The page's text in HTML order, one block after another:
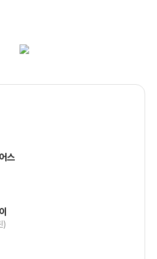
고, 마음에 심각하게 와닿는
이트의 말을 인용한다.
에 인생의 모든 것이 있다.'
평일에는 10시간씩 일하고, 주말에는
.
의 일/thㅏ랑 에 이은...) 이 인생의
스
)